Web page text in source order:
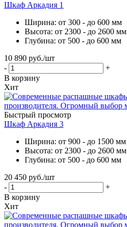
Шкаф Аркадия 1
Ширина: от 300 - до 600 мм
Высота: от 2300 - до 2600 мм
Глубина: от 500 - до 600 мм
10 890 руб./шт
-
+
В корзину
Хит
Быстрый просмотр
Шкаф Аркадия 3
Ширина: от 900 - до 1500 мм
Высота: от 2300 - до 2600 мм
Глубина: от 500 - до 600 мм
20 450 руб./шт
-
+
В корзину
Хит